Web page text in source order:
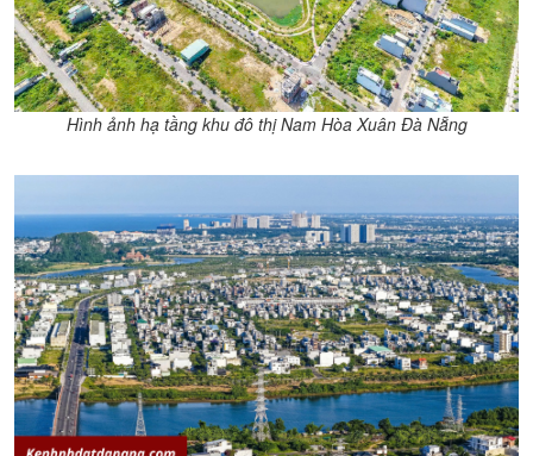
Hình ảnh hạ tầng khu đô thị Nam Hòa Xuân Đà Nẵng